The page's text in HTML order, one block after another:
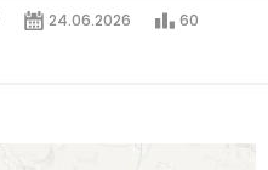
24.06.2026 60